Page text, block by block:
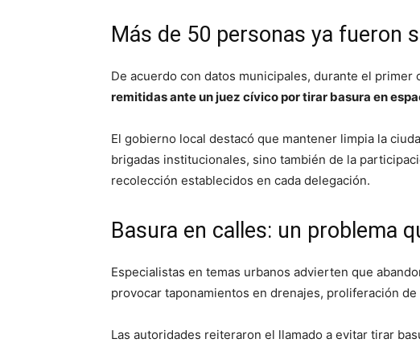
Más de 50 personas ya fueron
De acuerdo con datos municipales, durante el primer
remitidas ante un juez cívico por tirar basura en
El gobierno local destacó que mantener limpia la
brigadas institucionales, sino también de la
recolección establecidos en cada delegación.
Basura en calles: un problema
Especialistas en temas urbanos advierten que
provocar taponamientos en drenajes, proliferación
Las autoridades reiteraron el llamado a evitar tirar